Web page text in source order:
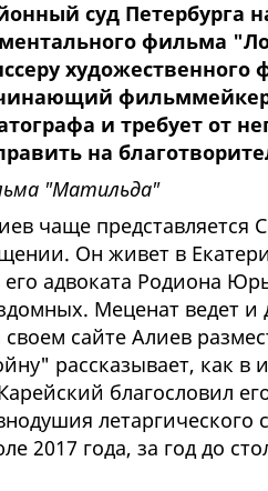
суд Петербурга
фильма
художественного
фильммейкер
и требует от
на
"Матильда"
чаще представляется
Он живет в
адвоката Родиона
Меценат ведет и
сайте Алиев
рассказывает, как в
благословил
летаргического
2017 года, за год до